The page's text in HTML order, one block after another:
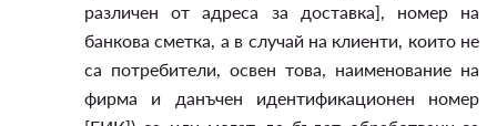
различен от адреса за доставка], номер на
банкова сметка, а в случай на клиенти, които не
са потребители, освен това, наименование на
фирма и данъчен идентификационен номер